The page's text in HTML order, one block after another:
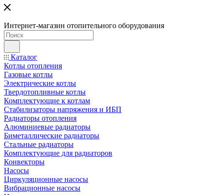
Интернет-магазин отопительного оборудования
Каталог
Котлы отопления
Газовые котлы
Электрические котлы
Твердотопливные котлы
Комплектующие к котлам
Стабилизаторы напряжения и ИБП
Радиаторы отопления
Алюминиевые радиаторы
Биметаллические радиаторы
Стальные радиаторы
Комплектующие для радиаторов
Конвекторы
Насосы
Циркуляционные насосы
Вибрационные насосы